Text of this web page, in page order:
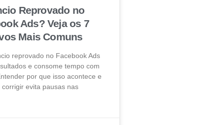
Reprovado no
Ads? Veja os 7
Mais Comuns
reprovado no Facebook Ads
e consome tempo com
por que isso acontece e
corrigir evita pausas nas